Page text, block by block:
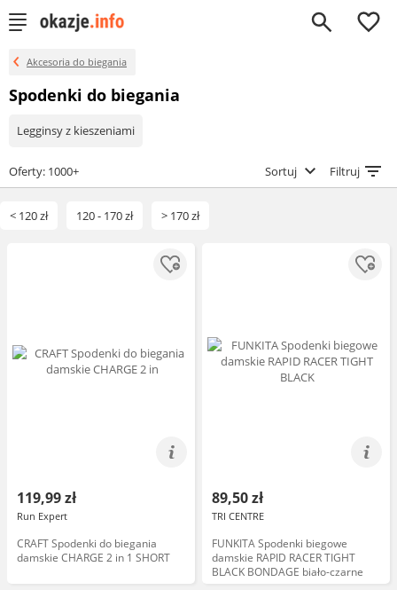
0
Akcesoria do biegania
Spodenki do biegania
Legginsy z kieszeniami
Oferty: 1000+ Sortuj Filtruj
< 120 zł 120 - 170 zł > 170 zł
119,99 zł
Run Expert
CRAFT Spodenki do biegania
damskie CHARGE 2 in 1 SHORT
89,50 zł
TRI CENTRE
FUNKITA Spodenki biegowe
damskie RAPID RACER TIGHT
BLACK BONDAGE biało-czarne